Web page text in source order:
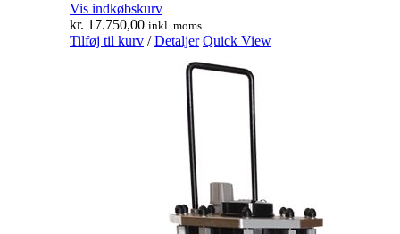
Vis indkøbskurv
kr. 17.750,00 inkl. moms
Tilføj til kurv/ Detaljer Quick View